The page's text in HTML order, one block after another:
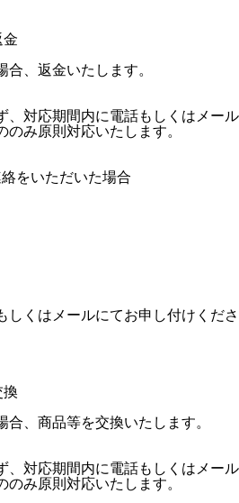
金
合、返金いたします。
、対応期間内に電話もしくはメール
み原則対応いたします。
をいただいた場合
しくはメールにてお申し付けくださ
換
合、商品等を交換いたします。
、対応期間内に電話もしくはメール
み原則対応いたします。